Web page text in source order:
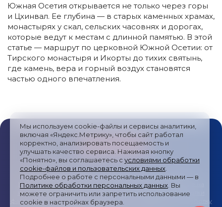
Мы используем cookie-файлы и сервисы аналитики,
включая «Яндекс.Метрику», чтобы сайт работал
корректно, анализировать посещаемость и
улучшать качество сервиса. Нажимая кнопку
«Понятно», вы соглашаетесь с условиями обработки
cookie-файлов и пользовательских данных
Подробнее о работе с персональными данными — в
Политике обработки персональных данных . Вы
можете ограничить или запретить использование
cookie в настройках браузера.
Южная Осетия открывается не только через горы
и Цхинвал. Ее глубина — в старых каменных храмах,
монастырях у скал, сельских часовнях и дорогах,
которые ведут к местам с длинной памятью. В этой
статье — маршрут по церковной Южной Осетии: от
Тирского монастыря и Икорты до тихих святынь,
где камень, вера и горный воздух становятся
частью одного впечатления.
Публичная оферта/Пользовательское соглашение
/
Политика обработки персональных данных /Согласие на
получение рекламных сообщений/ Политика обработки
файлов cookies и метрических систем
Согласие на обработку